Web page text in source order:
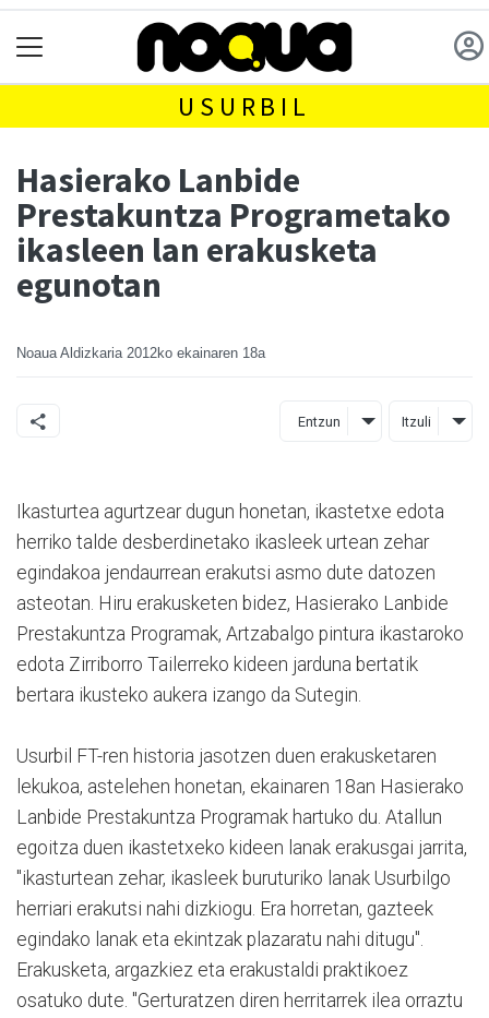
USURBIL
Hasierako Lanbide
Prestakuntza Programetako
ikasleen lan erakusketa
egunotan
Noaua Aldizkaria 2012ko ekainaren 18a
Entzun Itzuli
Ikasturtea agurtzear dugun honetan, ikastetxe edota
herriko talde desberdinetako ikasleek urtean zehar
egindakoa jendaurrean erakutsi asmo dute datozen
asteotan. Hiru erakusketen bidez, Hasierako Lanbide
Prestakuntza Programak, Artzabalgo pintura ikastaroko
edota Zirriborro Tailerreko kideen jarduna bertatik
bertara ikusteko aukera izango da Sutegin.
Usurbil FT-ren historia jasotzen duen erakusketaren
lekukoa, astelehen honetan, ekainaren 18an Hasierako
Lanbide Prestakuntza Programak hartuko du. Atallun
egoitza duen ikastetxeko kideen lanak erakusgai jarrita,
"ikasturtean zehar, ikasleek buruturiko lanak Usurbilgo
herriari erakutsi nahi dizkiogu. Era horretan, gazteek
egindako lanak eta ekintzak plazaratu nahi ditugu".
Erakusketa, argazkiez eta erakustaldi praktikoez
osatuko dute. "Gerturatzen diren herritarrek ilea orraztu